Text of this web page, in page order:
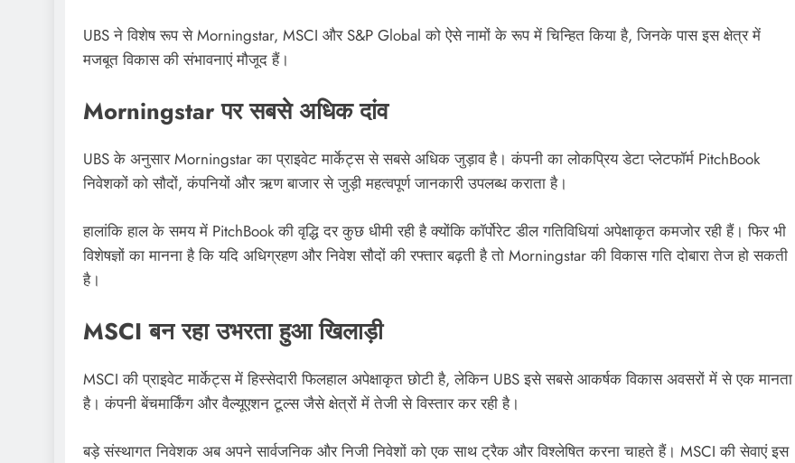
UBS ने विशेष रूप से Morningstar, MSCI और S&P Global को ऐसे नामों के रूप में चिन्हित किया है, जिनके पास इस क्षेत्र में
मजबूत विकास की संभावनाएं मौजूद हैं।
Morningstar पर सबसे अधिक दांव
UBS के अनुसार Morningstar का प्राइवेट मार्केट्स से सबसे अधिक जुड़ाव है। कंपनी का लोकप्रिय डेटा प्लेटफॉर्म PitchBook
निवेशकों को सौदों, कंपनियों और ऋण बाजार से जुड़ी महत्वपूर्ण जानकारी उपलब्ध कराता है।
हालांकि हाल के समय में PitchBook की वृद्धि दर कुछ धीमी रही है क्योंकि कॉर्पोरेट डील गतिविधियां अपेक्षाकृत कमजोर रही हैं। फिर भी
विशेषज्ञों का मानना है कि यदि अधिग्रहण और निवेश सौदों की रफ्तार बढ़ती है तो Morningstar की विकास गति दोबारा तेज हो सकती
है।
MSCI बन रहा उभरता हुआ खिलाड़ी
MSCI की प्राइवेट मार्केट्स में हिस्सेदारी फिलहाल अपेक्षाकृत छोटी है, लेकिन UBS इसे सबसे आकर्षक विकास अवसरों में से एक मानता
है। कंपनी बेंचमार्किंग और वैल्यूएशन टूल्स जैसे क्षेत्रों में तेजी से विस्तार कर रही है।
बड़े संस्थागत निवेशक अब अपने सार्वजनिक और निजी निवेशों को एक साथ ट्रैक और विश्लेषित करना चाहते हैं। MSCI की सेवाएं इस